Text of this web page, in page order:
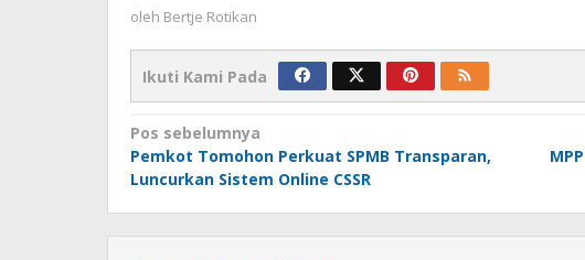
oleh Bertje Rotikan
Ikuti Kami Pada
Navigasi
pos
Pos sebelumnya
Pemkot Tomohon Perkuat SPMB Transparan,
Luncurkan Sistem Online CSSR